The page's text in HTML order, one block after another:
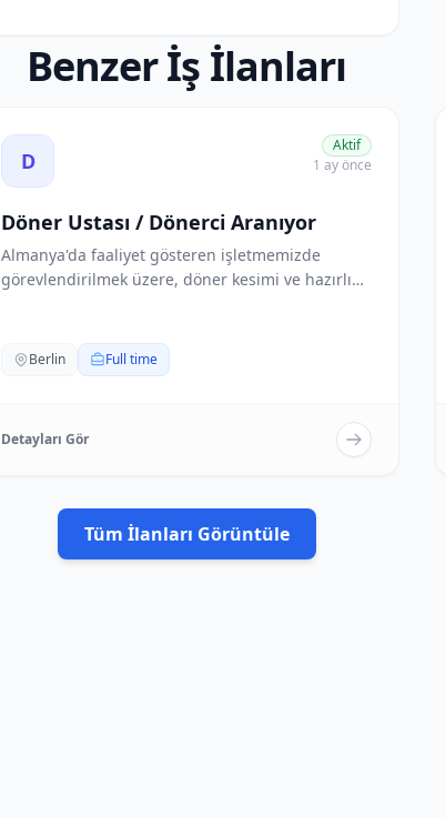
Benzer İş İlanları
D
Aktif
1 ay önce
Döner Ustası / Dönerci Aranıyor
Almanya'da faaliyet gösteren işletmemizde
görevlendirilmek üzere, döner kesimi ve hazırlığı
Berlin Full time
Detayları Gör
Tüm İlanları Görüntüle